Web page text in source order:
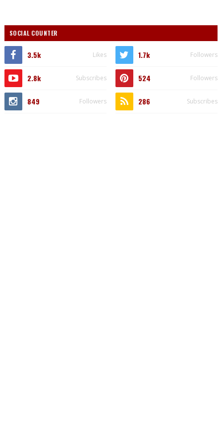
SOCIAL COUNTER
3.5k Likes 1.7k Followers
2.8k Subscribes 524 Followers
849 Followers 286 Subscribes